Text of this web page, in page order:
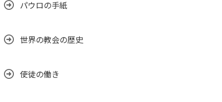
パウロの手紙
世界の教会の歴史
使徒の働き